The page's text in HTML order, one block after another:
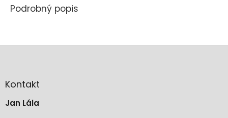
Podrobný popis
aKontakt
Jan Lála